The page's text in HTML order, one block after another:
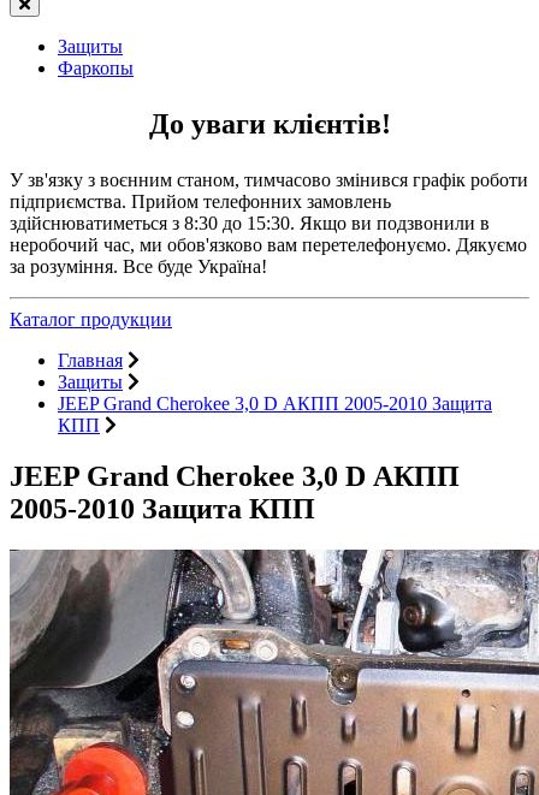
Защиты
Фаркопы
До уваги клієнтів!
У зв'язку з воєнним станом, тимчасово змінився графік роботи
підприємства. Прийом телефонних замовлень
здійснюватиметься з 8:30 до 15:30. Якщо ви подзвонили в
неробочий час, ми обов'язково вам перетелефонуємо. Дякуємо
за розуміння. Все буде Україна!
Каталог продукции
Главная
Защиты
JEEP Grand Cherokee 3,0 D АКПП 2005-2010 Защита
КПП
JEEP Grand Cherokee 3,0 D АКПП
2005-2010 Защита КПП